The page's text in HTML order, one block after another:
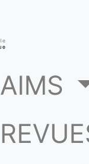
AIMS